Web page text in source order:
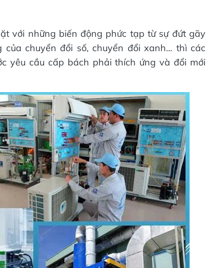
với những biến động phức tạp từ sự đứt gãy
chuyển đổi số, chuyển đổi xanh... thì các
yêu cầu cấp bách phải thích ứng và đổi mới